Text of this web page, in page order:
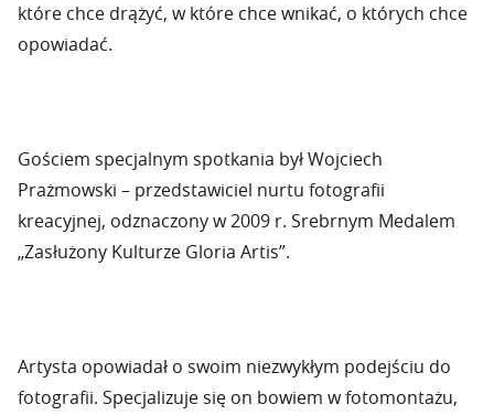
które chce drążyć, w które chce wnikać, o których chce
opowiadać.
Gościem specjalnym spotkania był Wojciech
Prażmowski – przedstawiciel nurtu fotografii
kreacyjnej, odznaczony w 2009 r. Srebrnym Medalem
„Zasłużony Kulturze Gloria Artis”.
Artysta opowiadał o swoim niezwykłym podejściu do
fotografii. Specjalizuje się on bowiem w fotomontażu,